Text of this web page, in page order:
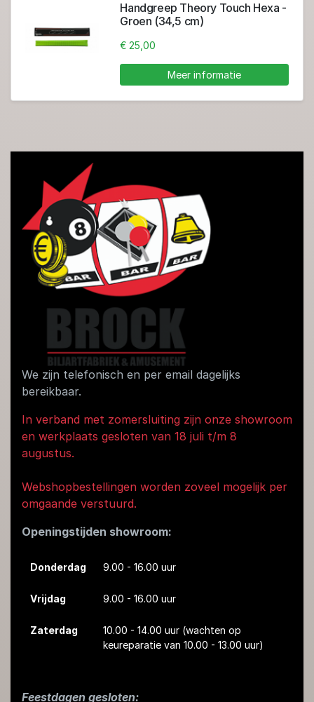
Handgreep Theory Touch Hexa -
Groen (34,5 cm)
€ 25,00
Meer informatie
We zijn telefonisch en per email dagelijks
bereikbaar.
In verband met zomersluiting zijn onze showroom
en werkplaats gesloten van 18 juli t/m 8
augustus.
Webshopbestellingen worden zoveel mogelijk per
omgaande verstuurd.
Openingstijden showroom:
Donderdag 9.00 - 16.00 uur
Vrijdag 9.00 - 16.00 uur
Zaterdag 10.00 - 14.00 uur (wachten op
keureparatie van 10.00 - 13.00 uur)
Feestdagen gesloten: